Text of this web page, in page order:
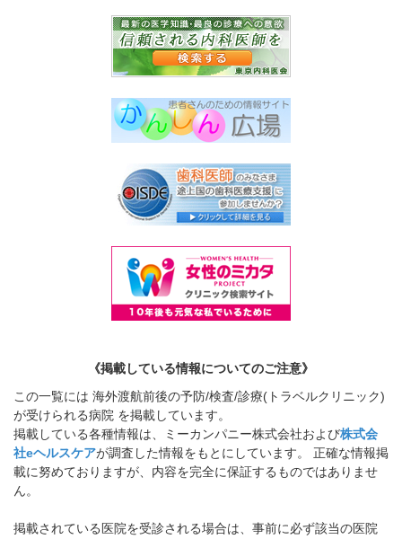
《掲載している情報についてのご注意》
この一覧には 海外渡航前後の予防/検査/診療(トラベルクリニック)
が受けられる病院 を掲載しています。
掲載している各種情報は、ミーカンパニー株式会社および株式会
社eヘルスケアが調査した情報をもとにしています。 正確な情報掲
載に努めておりますが、内容を完全に保証するものではありませ
ん。
掲載されている医院を受診される場合は、事前に必ず該当の医院